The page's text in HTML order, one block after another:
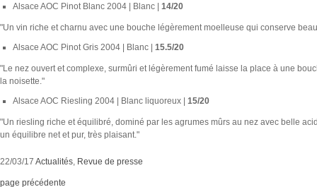
Alsace AOC Pinot Blanc 2004 | Blanc | 14/20
"Un vin riche et charnu avec une bouche légèrement moelleuse qui conserve
Alsace AOC Pinot Gris 2004 | Blanc | 15.5/20
"Le nez ouvert et complexe, surmûri et légèrement fumé laisse la place à une
la noisette."
Alsace AOC Riesling 2004 | Blanc liquoreux | 15/20
"Un riesling riche et équilibré, dominé par les agrumes mûrs au nez avec belle
un équilibre net et pur, très plaisant."
22/03/17 Actualités Revue de presse
page précédente